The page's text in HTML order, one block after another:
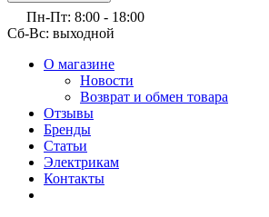
Пн-Пт: 8:00 - 18:00
Сб-Вс: выходной
О магазине
Новости
Возврат и обмен товара
Отзывы
Бренды
Статьи
Электрикам
Контакты